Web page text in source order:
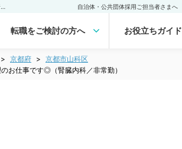
自治体・公共団体採用ご担当者さまへ
転職をご検討の方へ お役立ちガイド
京都府
京都市山科区
お仕事です◎（腎臓内科／非常勤）